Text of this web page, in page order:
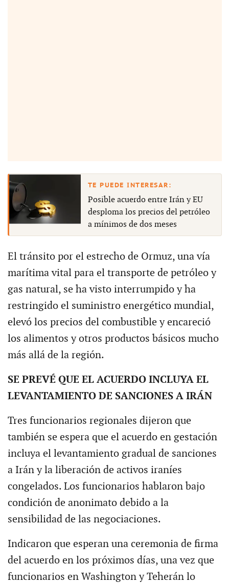
Posible acuerdo entre Irán y EU
desploma los precios del petróleo
a mínimos de dos meses
El tránsito por el estrecho de Ormuz, una vía
marítima vital para el transporte de petróleo y
gas natural, se ha visto interrumpido y ha
restringido el suministro energético mundial,
elevó los precios del combustible y encareció
los alimentos y otros productos básicos mucho
más allá de la región.
SE PREVÉ QUE EL ACUERDO INCLUYA EL
LEVANTAMIENTO DE SANCIONES A IRÁN
Tres funcionarios regionales dijeron que
también se espera que el acuerdo en gestación
incluya el levantamiento gradual de sanciones
a Irán y la liberación de activos iraníes
congelados. Los funcionarios hablaron bajo
condición de anonimato debido a la
sensibilidad de las negociaciones.
Indicaron que esperan una ceremonia de firma
del acuerdo en los próximos días, una vez que
funcionarios en Washington y Teherán lo